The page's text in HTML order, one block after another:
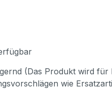
(Das Produkt wird
wie